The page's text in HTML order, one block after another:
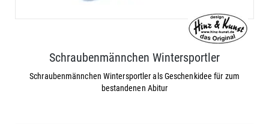
Schraubenmännchen Wintersportler
Schraubenmännchen Wintersportler als Geschenkidee für zum
bestandenen Abitur